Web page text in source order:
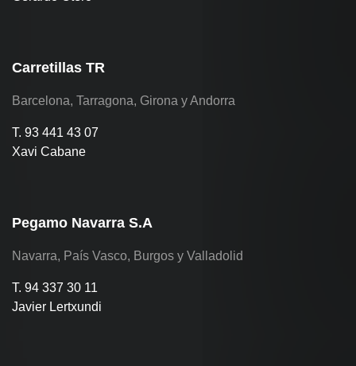
Carretillas TR
Barcelona, Tarragona, Girona y Andorra
T. 93 441 43 07
Xavi Cabane
Pegamo Navarra S.A
Navarra, País Vasco, Burgos y Valladolid
T. 94 337 30 11
Javier Lertxundi